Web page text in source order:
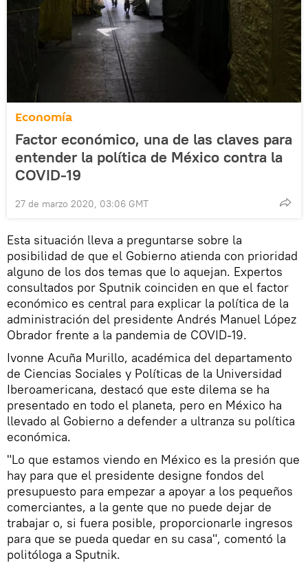
Economía
Factor económico, una de las claves para
entender la política de México contra la
COVID-19
27 de marzo 2020, 03:06 GMT
Esta situación lleva a preguntarse sobre la
posibilidad de que el Gobierno atienda con prioridad
alguno de los dos temas que lo aquejan. Expertos
consultados por Sputnik coinciden en que el factor
económico es central para explicar la política de la
administración del presidente Andrés Manuel López
Obrador frente a la pandemia de COVID-19.
Ivonne Acuña Murillo, académica del departamento
de Ciencias Sociales y Políticas de la Universidad
Iberoamericana, destacó que este dilema se ha
presentado en todo el planeta, pero en México ha
llevado al Gobierno a defender a ultranza su política
económica.
"Lo que estamos viendo en México es la presión que
hay para que el presidente designe fondos del
presupuesto para empezar a apoyar a los pequeños
comerciantes, a la gente que no puede dejar de
trabajar o, si fuera posible, proporcionarle ingresos
para que se pueda quedar en su casa", comentó la
politóloga a Sputnik.